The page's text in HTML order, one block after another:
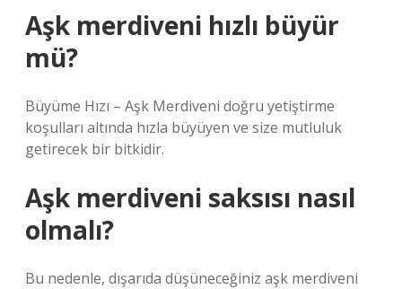
Aşk merdiveni hızlı büyür
mü?
Büyüme Hızı – Aşk Merdiveni doğru yetiştirme
koşulları altında hızla büyüyen ve size mutluluk
getirecek bir bitkidir.
Aşk merdiveni saksısı nasıl
olmalı?
Bu nedenle, dışarıda düşüneceğiniz aşk merdiveni